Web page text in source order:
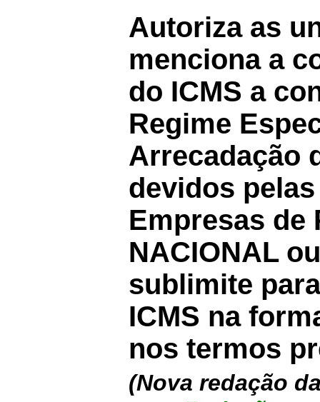
Autoriza as
menciona a
do ICMS a
Regime
Arrecadação
devidos
Empresas de
NACIONAL
sublimite
ICMS na
nos termos
(Nova redação